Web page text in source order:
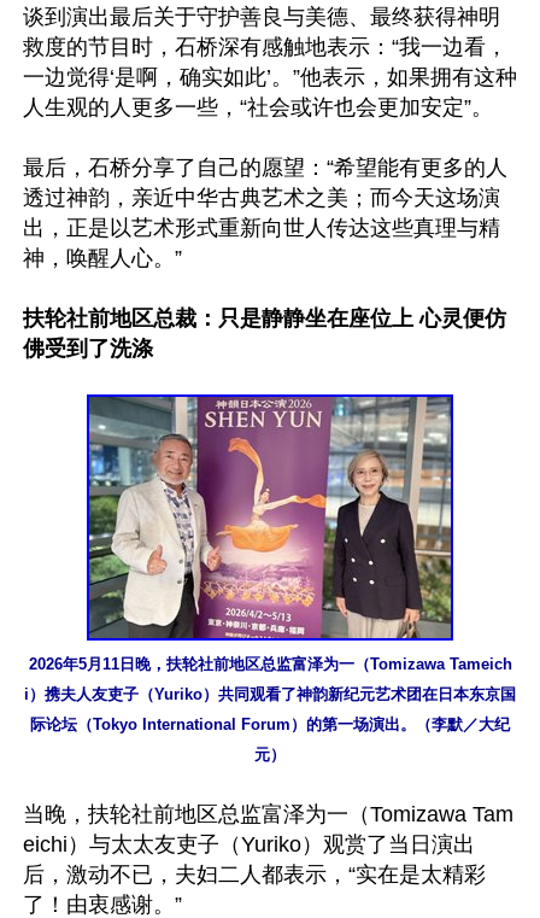
谈到演出最后关于守护善良与美德、最终获得神明
救度的节目时，石桥深有感触地表示：“我一边看，
一边觉得‘是啊，确实如此’。”他表示，如果拥有这种
人生观的人更多一些，“社会或许也会更加安定”。
最后，石桥分享了自己的愿望：“希望能有更多的人
透过神韵，亲近中华古典艺术之美；而今天这场演
出，正是以艺术形式重新向世人传达这些真理与精
神，唤醒人心。”
扶轮社前地区总裁：只是静静坐在座位上 心灵便仿
佛受到了洗涤
2026年5月11日晚，扶轮社前地区总监富泽为一（Tomizawa Tameich
i）携夫人友吏子（Yuriko）共同观看了神韵新纪元艺术团在日本东京国
际论坛（Tokyo International Forum）的第一场演出。（李默／大纪
元）
当晚，扶轮社前地区总监富泽为一（Tomizawa Tam
eichi）与太太友吏子（Yuriko）观赏了当日演出
后，激动不已，夫妇二人都表示，“实在是太精彩
了！由衷感谢。”